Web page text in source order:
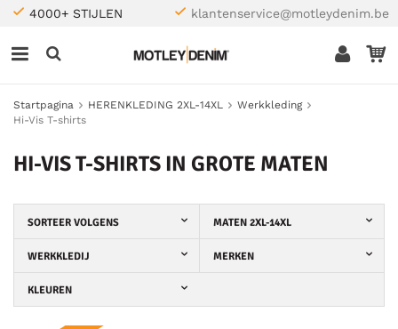
4000+ STIJLEN klantenservice@motleydenim.be
Startpagina HERENKLEDING 2XL-14XL
Werkkleding
Hi-Vis T-shirts
HI-VIS T-SHIRTS IN GROTE MATEN
SORTEER VOLGENS MATEN 2XL-14XL
WERKKLEDIJ MERKEN
KLEUREN